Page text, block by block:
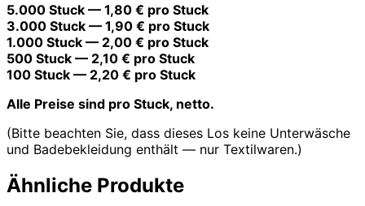
5.000 Stuck — 1,80 € pro Stuck
3.000 Stuck — 1,90 € pro Stuck
1.000 Stuck — 2,00 € pro Stuck
500 Stuck — 2,10 € pro Stuck
100 Stuck — 2,20 € pro Stuck
Alle Preise sind pro Stuck, netto.
(Bitte beachten Sie, dass dieses Los keine Unterwäsche
und Badebekleidung enthält — nur Textilwaren.)
Ähnliche Produkte